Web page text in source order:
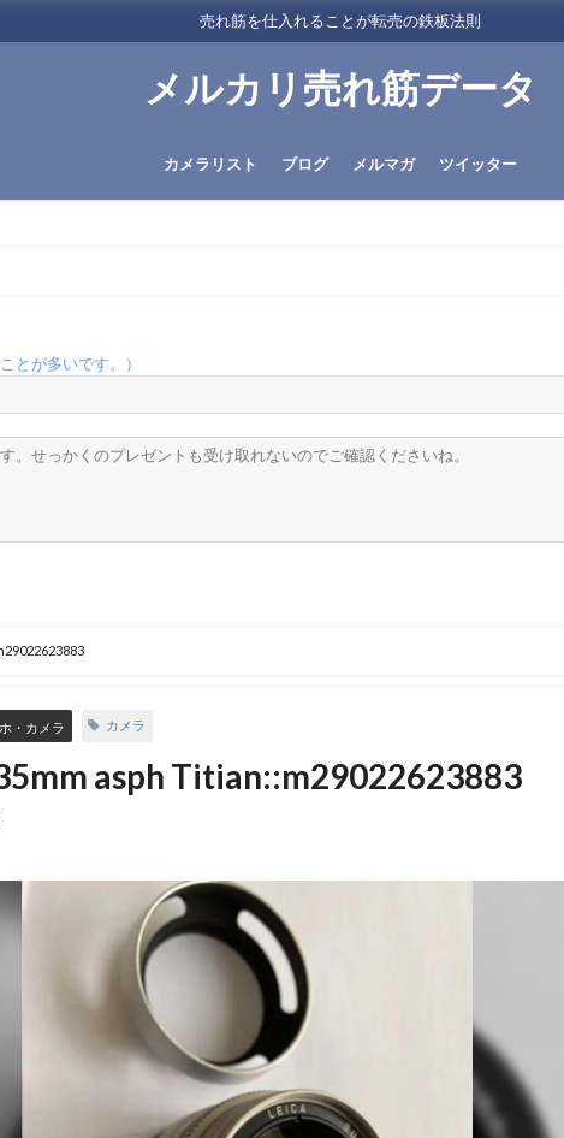
売れ筋を仕入れることが転売の鉄板法則
メルカリ売れ筋データ
カメラリスト ブログ メルマガ ツイッター
とが多いです。）
・カメラ カメラ
asph Titian::m29022623883